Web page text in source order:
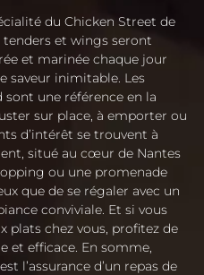
du Chicken Street de
tenders et wings seront
et marinée chaque jour
saveur inimitable. Les
sont une référence en la
sur place, à emporter ou
d’intérêt se trouvent à
situé au cœur de Nantes
ou une promenade
que de se régaler avec un
conviviale. Et si vous
plats chez vous, profitez de
et efficace. En somme,
l’assurance d’un repas de